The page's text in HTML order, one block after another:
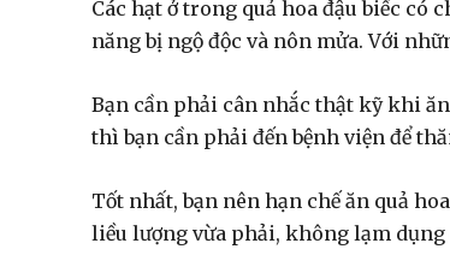
Các hạt ở trong quả hoa đậu biếc có
năng bị ngộ độc và nôn mửa. Với
Bạn cần phải cân nhắc thật kỹ khi
thì bạn cần phải đến bệnh viện để
Tốt nhất, bạn nên hạn chế ăn quả
liều lượng vừa phải, không lạm